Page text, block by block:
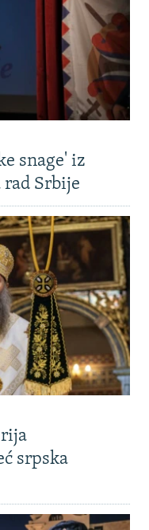
snage' iz
Srbije
srpska